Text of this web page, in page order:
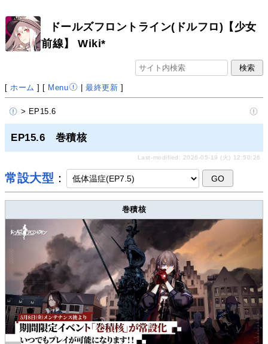
ドールズフロントライン(ドルフロ)【少女
前線】 Wiki*
[ ホーム ] [ Menu |最終更新 ]
> EP15.6
EP15.6 巻積核
Last-modified: 2026-05-19 (火) 12:50:26
常設大型 ：
巻積核